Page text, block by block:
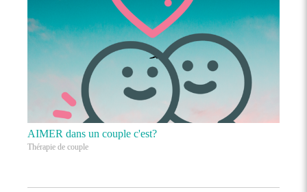
AIMER dans un couple c'est?
Thérapie de couple